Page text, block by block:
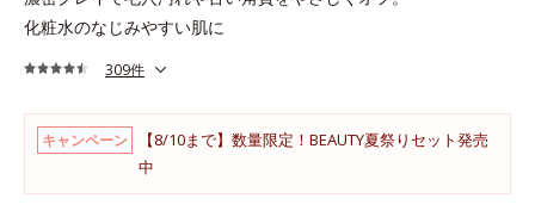
化粧水のなじみやすい肌に
309件
キャンペーン
【8/10まで】数量限定！BEAUTY夏祭りセット発売
中